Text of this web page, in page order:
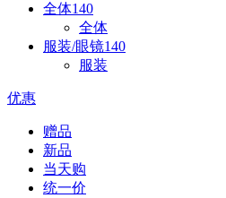
全体140
全体
服装/眼镜140
服装
优惠
赠品
新品
当天购
统一价